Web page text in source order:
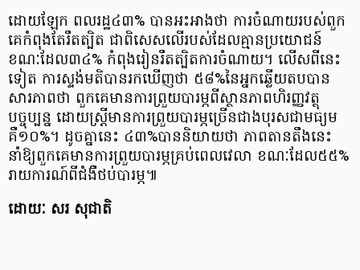
ដោយឡែក ពលរដ្ឋ៤៣% បានអះអាងថា ការចំណាយរបស់ពួក
គេកំពុងតែរឹតត្បិត ជាពិសេសលើរបស់ដែលគ្មានប្រយោជន៍
ខណៈដែល៣៤% កំពុងរៀនរឹតត្បិតការចំណាយ។ លើសពីនេះ
ទៀត ការស្ទង់មតិបានរកឃើញថា ៥៨%នៃអ្នកឆ្លើយតបបាន
សារភាពថា ពួកគេមានការព្រួយបារម្ភពីស្ថានភាពហិរញ្ញវត្ថុ
បច្ចុប្បន្ន ដោយស្ត្រីមានការព្រួយបារម្ភច្រើនជាងបុរសជាមធ្យម
គឺ១០%។ ដូចគ្នានេះ ៤៣%បាននិយាយថា ភាពតានតឹងនេះ
នាំឱ្យពួកគេមានការព្រួយបារម្ភគ្រប់ពេលវេលា ខណៈដែល៥៥%
រាយការណ៍ពីជំងឺថប់បារម្ភ៕
ដោយៈ សរ សុជាតិ